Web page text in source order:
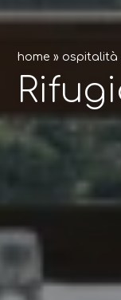
home » ospitalità